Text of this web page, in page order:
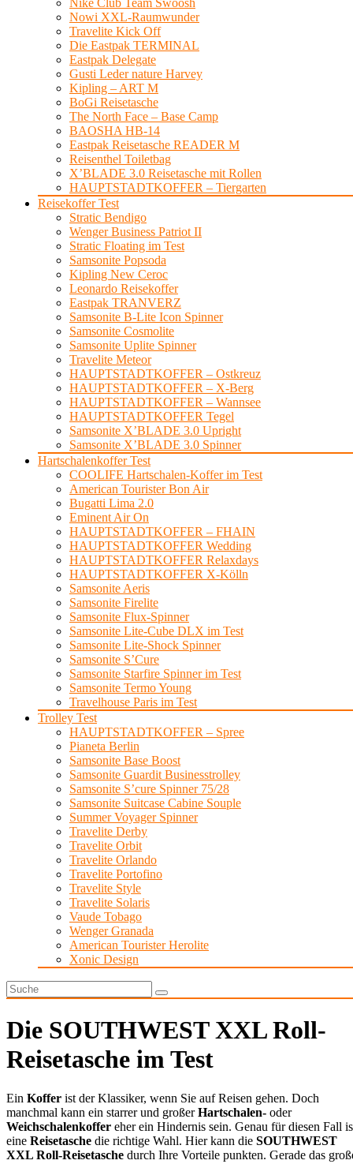
Nike Club Team Swoosh
Nowi XXL-Raumwunder
Travelite Kick Off
Die Eastpak TERMINAL
Eastpak Delegate
Gusti Leder nature Harvey
Kipling – ART M
BoGi Reisetasche
The North Face – Base Camp
BAOSHA HB-14
Eastpak Reisetasche READER M
Reisenthel Toiletbag
X’BLADE 3.0 Reisetasche mit Rollen
HAUPTSTADTKOFFER – Tiergarten
Reisekoffer Test
Stratic Bendigo
Wenger Business Patriot II
Stratic Floating im Test
Samsonite Popsoda
Kipling New Ceroc
Leonardo Reisekoffer
Eastpak TRANVERZ
Samsonite B-Lite Icon Spinner
Samsonite Cosmolite
Samsonite Uplite Spinner
Travelite Meteor
HAUPTSTADTKOFFER – Ostkreuz
HAUPTSTADTKOFFER – X-Berg
HAUPTSTADTKOFFER – Wannsee
HAUPTSTADTKOFFER Tegel
Samsonite X’BLADE 3.0 Upright
Samsonite X’BLADE 3.0 Spinner
Hartschalenkoffer Test
COOLIFE Hartschalen-Koffer im Test
American Tourister Bon Air
Bugatti Lima 2.0
Eminent Air On
HAUPTSTADTKOFFER – FHAIN
HAUPTSTADTKOFFER Wedding
HAUPTSTADTKOFFER Relaxdays
HAUPTSTADTKOFFER X-Kölln
Samsonite Aeris
Samsonite Firelite
Samsonite Flux-Spinner
Samsonite Lite-Cube DLX im Test
Samsonite Lite-Shock Spinner
Samsonite S’Cure
Samsonite Starfire Spinner im Test
Samsonite Termo Young
Travelhouse Paris im Test
Trolley Test
HAUPTSTADTKOFFER – Spree
Pianeta Berlin
Samsonite Base Boost
Samsonite Guardit Businesstrolley
Samsonite S’cure Spinner 75/28
Samsonite Suitcase Cabine Souple
Summer Voyager Spinner
Travelite Derby
Travelite Orbit
Travelite Orlando
Travelite Portofino
Travelite Style
Travelite Solaris
Vaude Tobago
Wenger Granada
American Tourister Herolite
Xonic Design
Die SOUTHWEST XXL Roll-
Reisetasche im Test
Ein Koffer ist der Klassiker, wenn Sie auf Reisen gehen. Doch
manchmal kann ein starrer und großerHartschalen- oder
Weichschalenkoffer eher ein Hindernis sein. Genau für diesen Fall
eine Reisetasche die richtige Wahl. Hier kann die SOUTHWEST
XXL Roll-Reisetasche durch Ihre Vorteile punkten. Gerade das